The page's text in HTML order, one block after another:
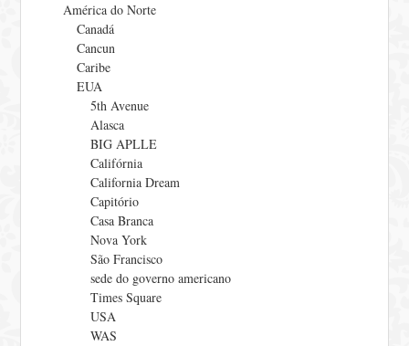
América do Norte
Canadá
Cancun
Caribe
EUA
5th Avenue
Alasca
BIG APLLE
Califórnia
California Dream
Capitório
Casa Branca
Nova York
São Francisco
sede do governo americano
Times Square
USA
WAS